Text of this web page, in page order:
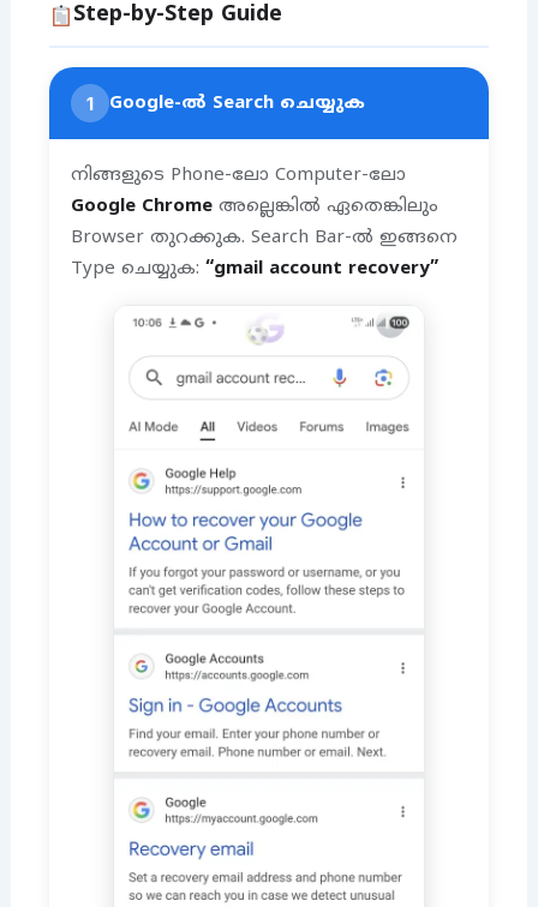
Step-by-Step Guide
1 Google-ൽ Search ചെയ്യുക
നിങ്ങളുടെ Phone-ലോ Computer-ലോ
Google Chromeഅല്ലെങ്കിൽ ഏതെങ്കിലും
Browser തുറക്കുക. Search Bar-ൽ ഇങ്ങനെ
Type ചെയ്യുക: “gmail account recovery”